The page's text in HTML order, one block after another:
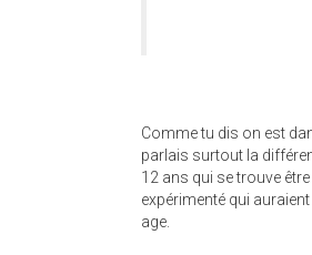
Comme tu dis on est
parlais surtout la
12 ans qui se trouve
expérimenté qui
age.